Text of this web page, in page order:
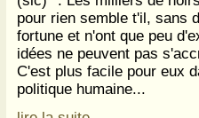
pour rien semble t'il, sans
fortune et n'ont que peu
idées ne peuvent pas
C'est plus facile pour eux
politique humaine...